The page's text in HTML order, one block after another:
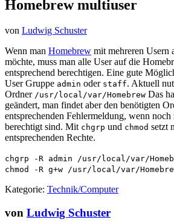
Homebrew multiuser
von Ludwig Schuster
Wenn man Homebrew mit mehreren Usern
möchte, muss man alle User auf die
entsprechend berechtigen. Eine gute
User Gruppe admin oder staff. Aktuell
Ordner /usr/local/var/Homebrew Das
geändert, man findet aber den benötigten
entsprechenden Fehlermeldung, wenn
berechtigt sind. Mit chgrp und chmod setzt
entsprechenden Rechte.
chgrp -R admin /usr/local/var/
chmod -R g+w /usr/local/var/
Kategorie: Technik/Computer
von Ludwig Schuster